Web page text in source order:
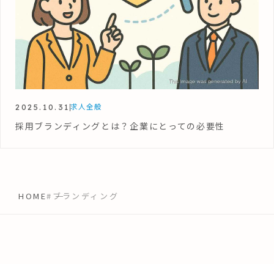
2025.10.31 求人全般
採用ブランディングとは？企業にとっての必要性
HOME#ブランディング